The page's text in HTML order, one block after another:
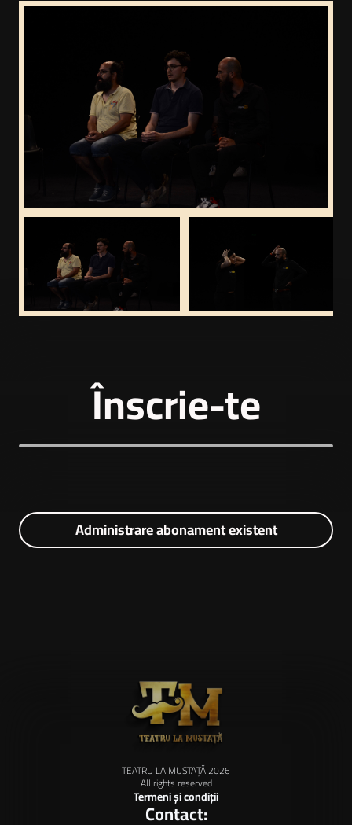
Înscrie-te
Administrare abonament existent
TEATRU LA MUSTAȚĂ 2026
All rights reserved
Termeni și condiții
Contact: